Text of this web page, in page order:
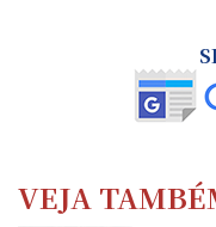
VEJA